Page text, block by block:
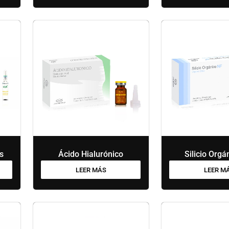
Ácido Hialurónico
LEER MÁS
Silicio
LEER